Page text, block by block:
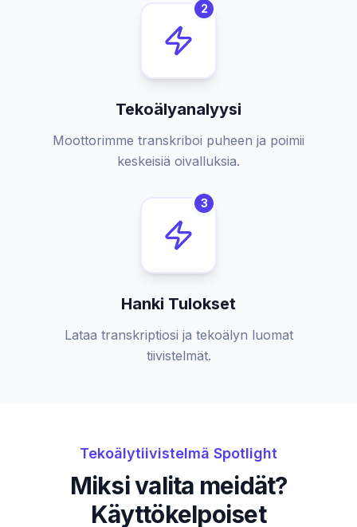
2
Tekoälyanalyysi
Moottorimme transkriboi puheen ja poimii
keskeisiä oivalluksia.
3
Hanki Tulokset
Lataa transkriptiosi ja tekoälyn luomat
tiivistelmät.
Tekoälytiivistelmä Spotlight
Miksi valita meidät?
Käyttökelpoiset